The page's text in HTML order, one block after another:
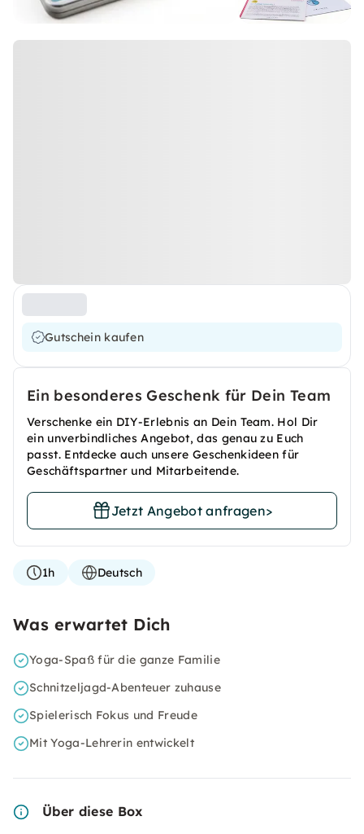
Gutschein kaufen
Ein besonderes Geschenk für Dein Team
Verschenke ein DIY-Erlebnis an Dein Team. Hol Dir
ein unverbindliches Angebot, das genau zu Euch
passt. Entdecke auch unsere Geschenkideen für
Geschäftspartner und Mitarbeitende.
Jetzt Angebot anfragen>
1h Deutsch
Was erwartet Dich
Yoga-Spaß für die ganze Familie
Schnitzeljagd-Abenteuer zuhause
Spielerisch Fokus und Freude
Mit Yoga-Lehrerin entwickelt
Über diese Box